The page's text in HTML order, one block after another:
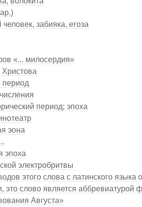
забияка, егоза
«... милосердия»
период
период; эпоха
эона
эпоха
электробритвы
этого слова с латинского языка
это слово является аббревиатурой
Августа»